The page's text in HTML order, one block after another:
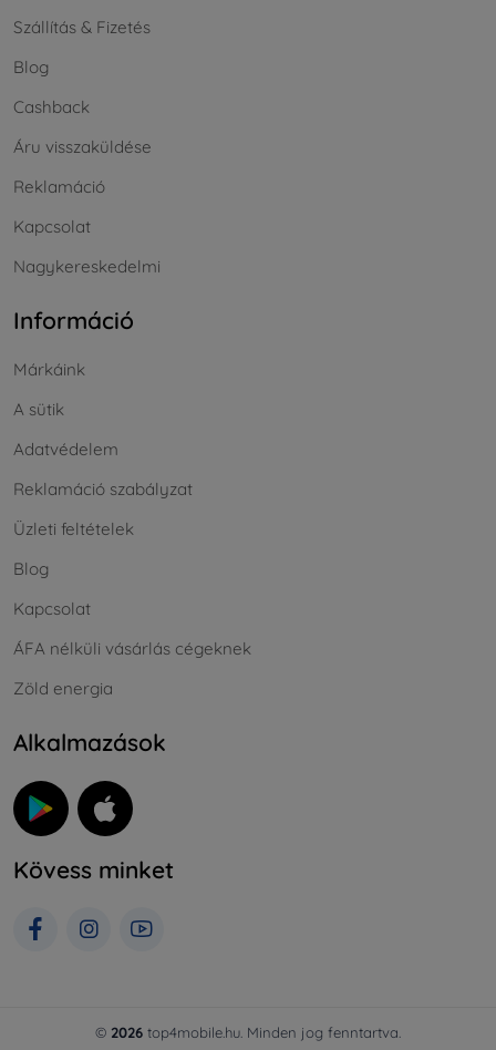
Szállítás & Fizetés
Blog
Cashback
Áru visszaküldése
Reklamáció
Kapcsolat
Nagykereskedelmi
Információ
Márkáink
A sütik
Adatvédelem
Reklamáció szabályzat
Üzleti feltételek
Blog
Kapcsolat
ÁFA nélküli vásárlás cégeknek
Zöld energia
Alkalmazások
Kövess minket
© 2026 top4mobile.hu. Minden jog fenntartva.